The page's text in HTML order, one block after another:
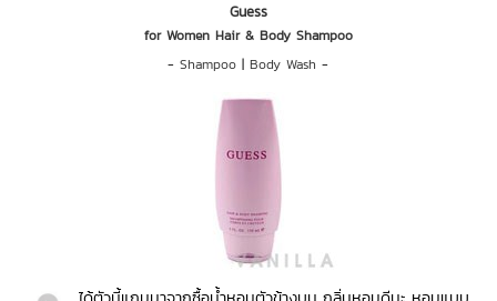
Guess
for Women Hair & Body Shampoo
-Shampoo |Body Wash -